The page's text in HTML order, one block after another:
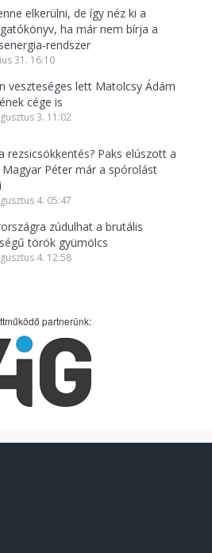
elkerülni, de így néz ki a
ha már nem bírja a
rendszer
31. 16:10
veszteséges lett Matolcsy Ádám
cége is
3. 11:02
rezsicsökkentés? Paks elúszott a
Magyar Péter már a spórolást
4. 05:47
zúdulhat a brutális
török gyümölcs
4. 12:58
partnerünk: